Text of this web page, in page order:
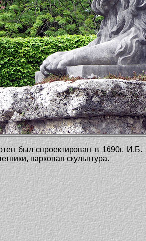
был спроектирован в 1690г.
парковая скульптура.